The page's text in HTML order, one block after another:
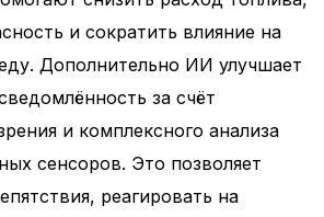
и сократить влияние на
Дополнительно ИИ улучшает
за счёт
и комплексного анализа
сенсоров. Это позволяет
реагировать на